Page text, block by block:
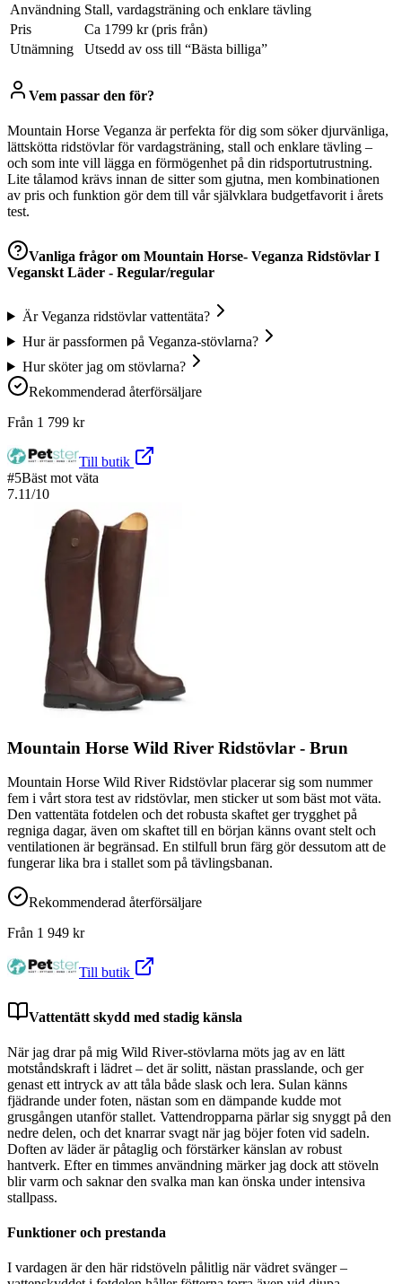
Användning Stall, vardagsträning och enklare tävling
Pris
Ca 1799 kr (pris från)
Utnämning
Utsedd av oss till “Bästa billiga”
Vem passar den för?
Mountain Horse Veganza är perfekta för dig som söker djurvänliga,
lättskötta ridstövlar för vardagsträning, stall och enklare tävling –
och som inte vill lägga en förmögenhet på din ridsportutrustning.
Lite tålamod krävs innan de sitter som gjutna, men kombinationen
av pris och funktion gör dem till vår självklara budgetfavorit i årets
test.
Vanliga frågor om Mountain Horse- Veganza Ridstövlar I
Veganskt Läder - Regular/regular
Är Veganza ridstövlar vattentäta?
Hur är passformen på Veganza-stövlarna?
Hur sköter jag om stövlarna?
Rekommenderad återförsäljare
Från 1 799 kr
Till butik
#5Bäst mot väta
7.11/10
Mountain Horse Wild River Ridstövlar - Brun
Mountain Horse Wild River Ridstövlar placerar sig som nummer
fem i vårt stora test av ridstövlar, men sticker ut som bäst mot väta.
Den vattentäta fotdelen och det robusta skaftet ger trygghet på
regniga dagar, även om skaftet till en början känns ovant stelt och
ventilationen är begränsad. En stilfull brun färg gör dessutom att de
fungerar lika bra i stallet som på tävlingsbanan.
Rekommenderad återförsäljare
Från 1 949 kr
Till butik
Vattentätt skydd med stadig känsla
När jag drar på mig Wild River-stövlarna möts jag av en lätt
motståndskraft i lädret – det är solitt, nästan prasslande, och ger
genast ett intryck av att tåla både slask och lera. Sulan känns
fjädrande under foten, nästan som en dämpande kudde mot
grusgången utanför stallet. Vattendropparna pärlar sig snyggt på den
nedre delen, och det knarrar svagt när jag böjer foten vid sadeln.
Doften av läder är påtaglig och förstärker känslan av robust
hantverk. Efter en timmes användning märker jag dock att stöveln
blir varm och saknar den svalka man kan önska under intensiva
stallpass.
Funktioner och prestanda
I vardagen är den här ridstöveln pålitlig när vädret svänger –